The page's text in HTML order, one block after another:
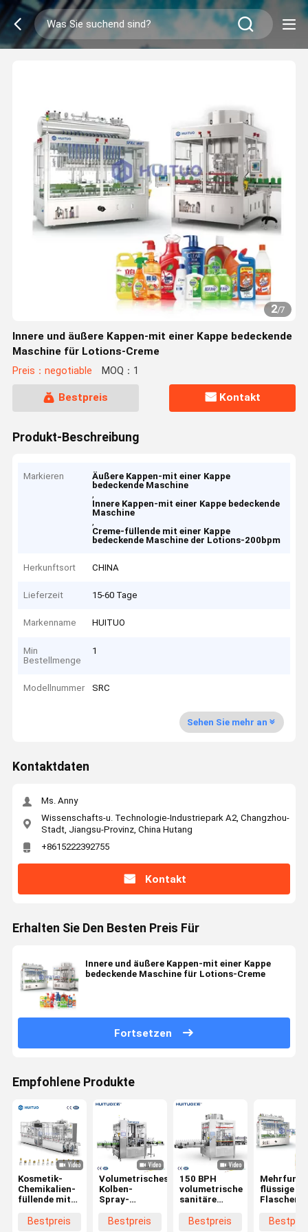
2/7
Innere und äußere Kappen-mit einer Kappe bedeckende
Maschine für Lotions-Creme
Preis：negotiable MOQ：1
Bestpreis Kontakt
Produkt-Beschreibung
Markieren
Äußere Kappen-mit einer Kappe
bedeckende Maschine
,
Innere Kappen-mit einer Kappe bedeckende
Maschine
,
Creme-füllende mit einer Kappe
bedeckende Maschine der Lotions-200bpm
Herkunftsort CHINA
Lieferzeit 15-60 Tage
Markenname HUITUO
Min
Bestellmenge
1
Modellnummer SRC
Sehen Sie mehr an
Kontaktdaten
Ms. Anny
Wissenschafts-u. Technologie-Industriepark A2, Changzhou-
Stadt, Jiangsu-Provinz, China Hutang
+8615222392755
Kontakt
Erhalten Sie Den Besten Preis Für
Innere und äußere Kappen-mit einer Kappe
bedeckende Maschine für Lotions-Creme
Fortsetzen
Empfohlene Produkte
Kosmetik-
Chemikalien-
füllende mit
bedeckende
Bestpreis
Volumetrisches
Kolben-
Spray-
mit einer
Bestpreis
150 BPH
volumetrische
sanitäre
fürBestpreis
flüssige
Flaschen-